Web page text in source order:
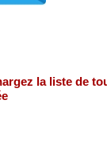
la liste de